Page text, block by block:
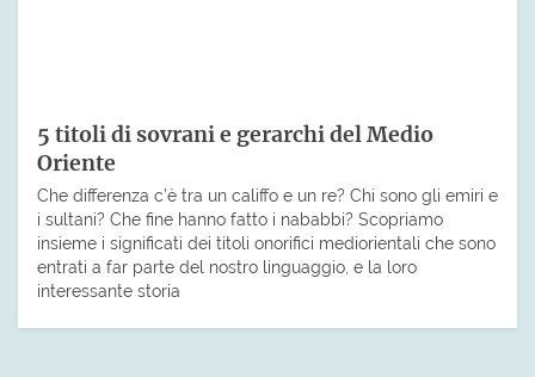
5 titoli di sovrani e gerarchi del Medio
Oriente
Che differenza c’è tra un califfo e un re? Chi sono gli emiri e
i sultani? Che fine hanno fatto i nababbi? Scopriamo
insieme i significati dei titoli onorifici mediorientali che sono
entrati a far parte del nostro linguaggio, e la loro
interessante storia